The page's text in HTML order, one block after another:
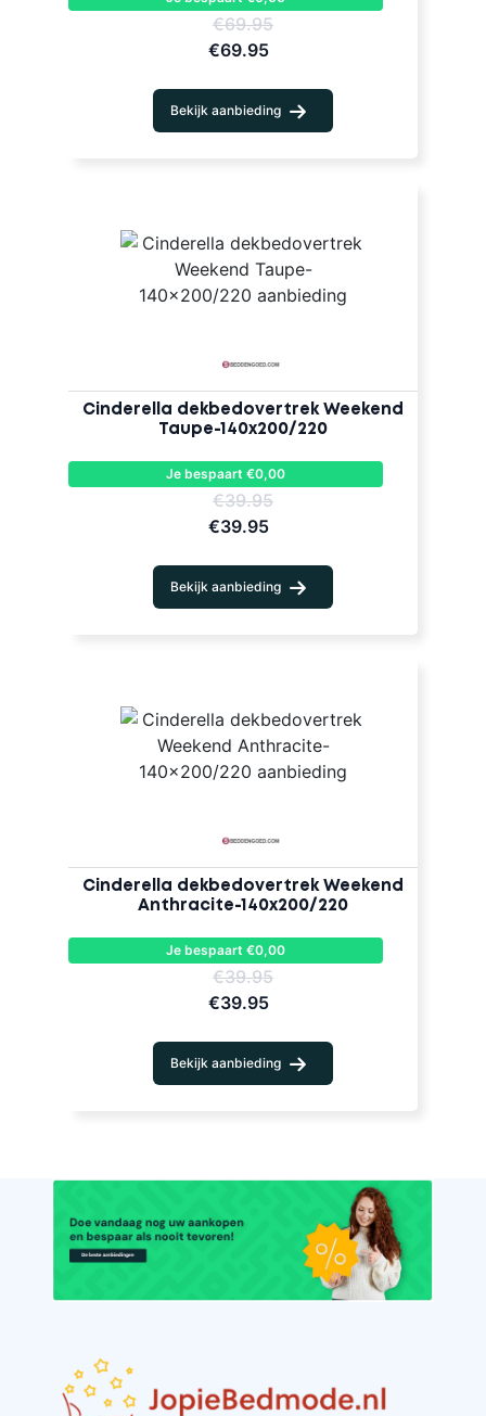
€69.95
€69.95
Bekijk aanbieding
Cinderella dekbedovertrek Weekend
Taupe-140x200/220
Je bespaart €0,00
€39.95
€39.95
Bekijk aanbieding
Cinderella dekbedovertrek Weekend
Anthracite-140x200/220
Je bespaart €0,00
€39.95
€39.95
Bekijk aanbieding